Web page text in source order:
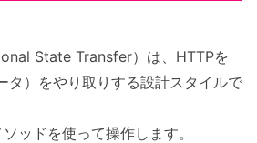
State Transfer）は、HTTPを
タ）をやり取りする設計スタイルで
ッドを使って操作します。